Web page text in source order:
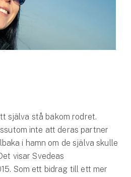
själva stå bakom rodret.
inte att deras partner
i hamn om de själva skulle
visar Svedeas
Som ett bidrag till ett mer